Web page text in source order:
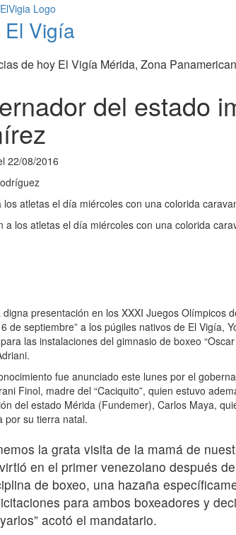
El Vigía
de hoy El Vigía Mérida, Zona
del estado
22/08/2016
los atletas el día miércoles con una colorida
a los atletas el día miércoles con una colorida
digna presentación en los XXXI Juegos Olímpicos
de septiembre” a los púgiles nativos de El Vigía,
las instalaciones del gimnasio de boxeo
fue anunciado este lunes por el
Finol, madre del “Caciquito”, quien estuvo
del estado Mérida (Fundemer), Carlos Maya,
por su tierra natal.
la grata visita de la mamá de
en el primer venezolano después
de boxeo, una hazaña
para ambos boxeadores y
acotó el mandatario.